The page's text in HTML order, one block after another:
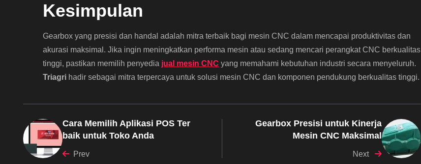
Kesimpulan
Gearbox yang presisi dan handal adalah mitra terbaik bagi mesin CNC dalam mencapai produktivitas dan
akurasi maksimal. Jika ingin meningkatkan performa mesin atau sedang mencari perangkat CNC berkualitas
tinggi, pastikan memilih penyedia jual mesin CNC yang memahami kebutuhan industri secara menyeluruh.
Triagri hadir sebagai mitra terpercaya untuk solusi mesin CNC dan komponen pendukung berkualitas tinggi.
Cara Memilih Aplikasi POS Ter
baik untuk Toko Anda
Prev
Gearbox Presisi untuk Kinerja
Mesin CNC Maksimal
Next